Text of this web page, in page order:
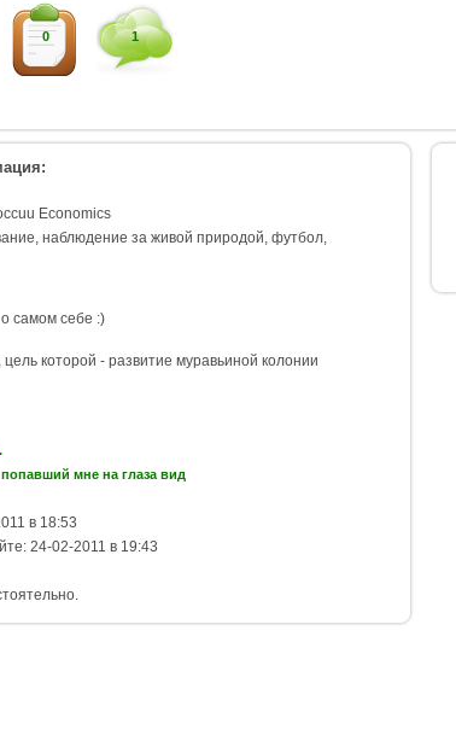
0 1
Economics
наблюдение за живой природой, футбол,
о самом себе :)
которой - развитие муравьиной колонии
мне на глаза вид
в 18:53
24-02-2011 в 19:43